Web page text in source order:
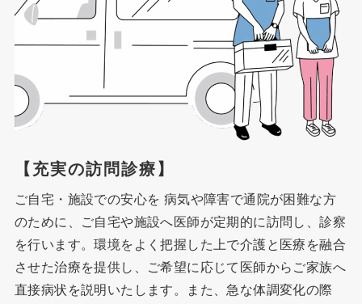
【充実の訪問診療】
ご自宅・施設での安心を 病気や障害で通院が困難な方
のために、ご自宅や施設へ医師が定期的に訪問し、診察
を行います。環境をよく把握した上で介護と医療を融合
させた治療を提供し、ご希望に応じて医師からご家族へ
直接病状を説明いたします。また、急な体調変化の際